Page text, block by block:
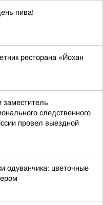
пива!
ресторана «Йохан
заместитель
следственного
провел выездной
одуванчика: цветочные